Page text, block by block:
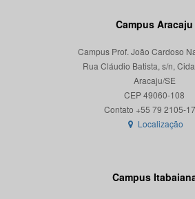
Campus Aracaju
Campus Prof. João Cardoso
Rua Cláudio Batista, s/n,
Aracaju/SE
CEP 49060-108
Localização
Campus